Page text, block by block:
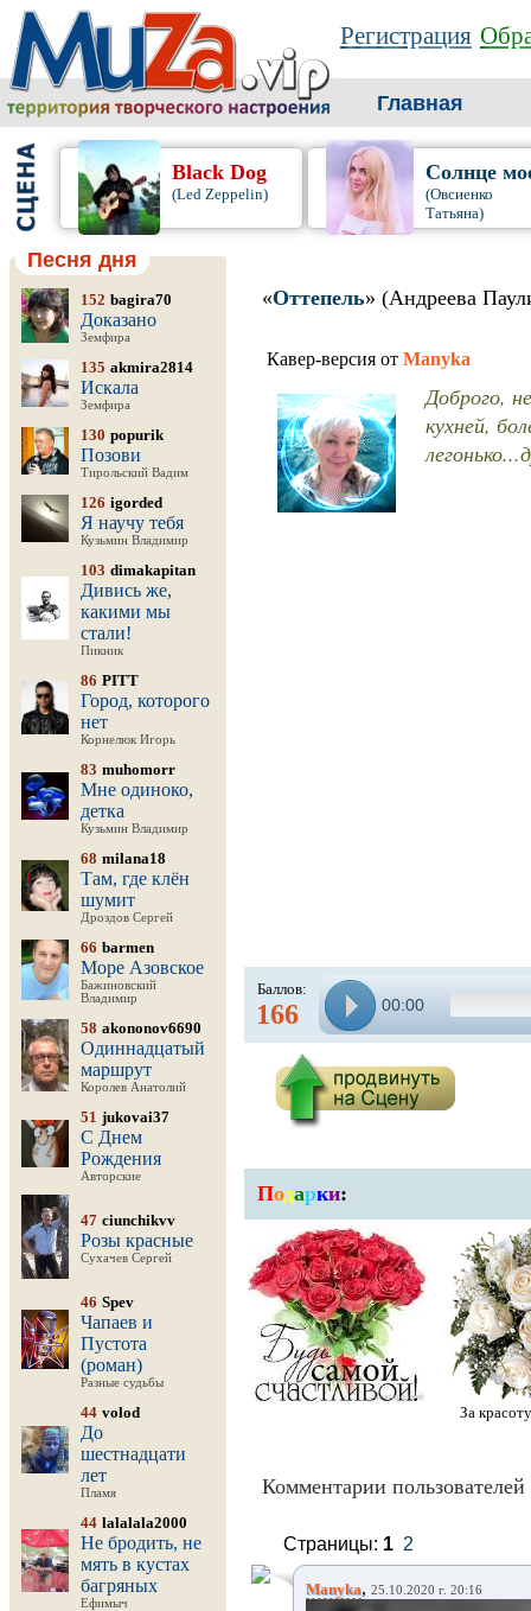
Регистрация
Главная
Black Dog
(Led Zeppelin)
Солнце
(Овсиенко
Татьяна)
Песня дня
152 bagira70
Доказано
Земфира
135 akmira2814
Искала
Земфира
130 popurik
Позови
Тирольский Вадим
126 igorded
Я научу тебя
Кузьмин Владимир
103 dimakapitan
Дивись же,
какими мы
стали!
Пикник
86 PITT
Город, которого
нет
Корнелюк Игорь
83 muhomorr
Мне одиноко,
детка
Кузьмин Владимир
68 milana18
Там, где клён
шумит
Дроздов Сергей
66 barmen
Море Азовское
Бажиновский
Владимир
58 akononov6690
Одиннадцатый
маршрут
Королев Анатолий
51 jukovai37
С Днем
Рождения
Авторские
47 ciunchikvv
Розы красные
Сухачев Сергей
46 Spev
Чапаев и
Пустота
(роман)
Разные судьбы
44 volod
До
шестнадцати
лет
Пламя
44 lalalala2000
Не бродить, не
мять в кустах
багряных
Ефимыч
«Оттепель» (Андреева
Кавер-версия от Manyka
Доброго,
кухней,
Баллов:
166 00:00
Подарки:
За
Комментарии пользователей
Страницы: 1 2
Manyka, 25.10.2020 г. 20:16